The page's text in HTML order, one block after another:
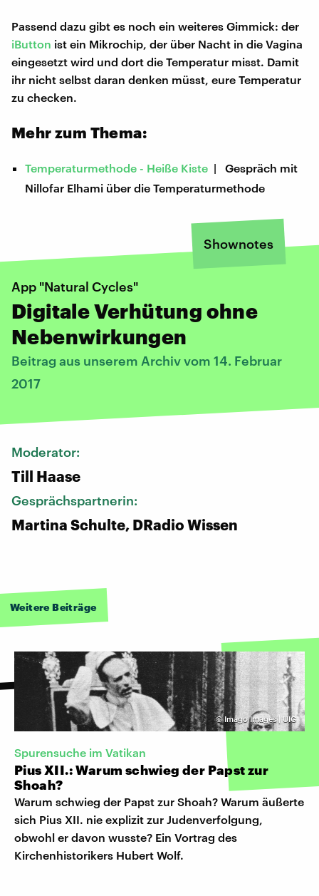
Passend dazu gibt es noch ein weiteres Gimmick: der
iButton ist ein Mikrochip, der über Nacht in die Vagina
eingesetzt wird und dort die Temperatur misst. Damit
ihr nicht selbst daran denken müsst, eure Temperatur
zu checken.
Mehr zum Thema:
Temperaturmethode - Heiße Kiste | Gespräch mit
Nillofar Elhami über die Temperaturmethode
Shownotes
App "Natural Cycles"
Digitale Verhütung ohne
Nebenwirkungen
Beitrag aus unserem Archiv vom 14. Februar
2017
Moderator:
Till Haase
Gesprächspartnerin:
Martina Schulte, DRadio Wissen
Weitere Beiträge
©Imago Images | UIG
Spurensuche im Vatikan
Pius XII.: Warum schwieg der Papst zur
Shoah?
Warum schwieg der Papst zur Shoah? Warum äußerte
sich Pius XII. nie explizit zur Judenverfolgung,
obwohl er davon wusste? Ein Vortrag des
Kirchenhistorikers Hubert Wolf.